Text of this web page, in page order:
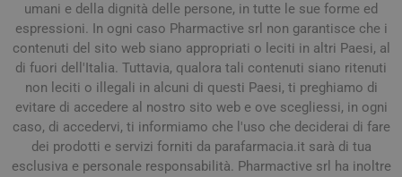
umani e della dignità delle persone, in tutte le sue forme ed
espressioni. In ogni caso Pharmactive srl non garantisce che i
contenuti del sito web siano appropriati o leciti in altri Paesi, al
di fuori dell'Italia. Tuttavia, qualora tali contenuti siano ritenuti
non leciti o illegali in alcuni di questi Paesi, ti preghiamo di
evitare di accedere al nostro sito web e ove scegliessi, in ogni
caso, di accedervi, ti informiamo che l'uso che deciderai di fare
dei prodotti e servizi forniti da parafarmacia.it sarà di tua
esclusiva e personale responsabilità. Pharmactive srl ha inoltre